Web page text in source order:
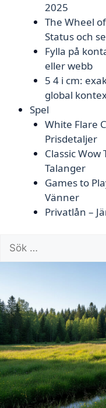
2025
The Wheel
Status och
Fylla på
eller webb
5 4 i cm:
global
Spel
White Flare
Prisdetaljer
Classic
Talanger
Games to
Vänner
Privatlån –
Sök
efter: